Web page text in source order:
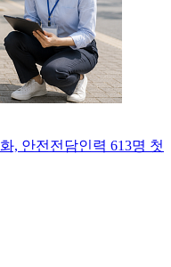
, 안전전담인력 613명 첫